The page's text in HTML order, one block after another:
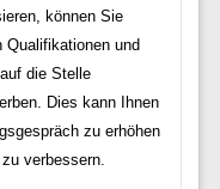
können Sie
und
die Stelle
Dies kann Ihnen
zu erhöhen
verbessern.